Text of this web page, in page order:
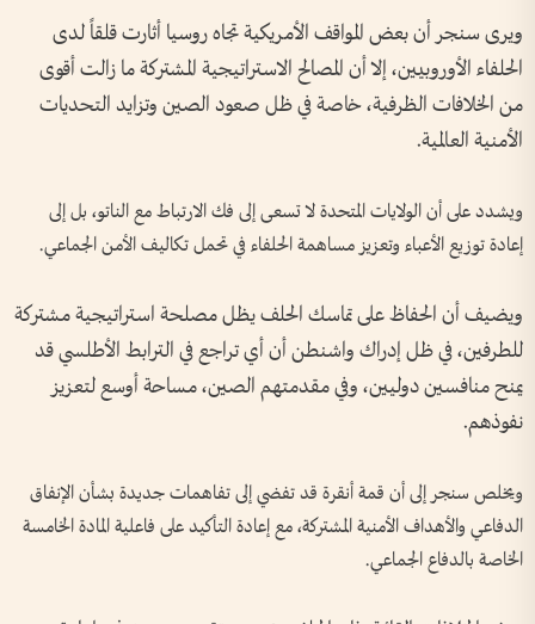
ويرى سنجر أن بعض المواقف الأمريكية تجاه روسيا أثارت قلقاً لدى
الحلفاء الأوروبيين، إلا أن المصالح الاستراتيجية المشتركة ما زالت أقوى
من الخلافات الظرفية، خاصة في ظل صعود الصين وتزايد التحديات
الأمنية العالمية.
ويشدد على أن الولايات المتحدة لا تسعى إلى فك الارتباط مع الناتو، بل إلى
إعادة توزيع الأعباء وتعزيز مساهمة الحلفاء في تحمل تكاليف الأمن الجماعي.
ويضيف أن الحفاظ على تماسك الحلف يظل مصلحة استراتيجية مشتركة
للطرفين، في ظل إدراك واشنطن أن أي تراجع في الترابط الأطلسي قد
يمنح منافسين دوليين، وفي مقدمتهم الصين، مساحة أوسع لتعزيز
نفوذهم.
ويخلص سنجر إلى أن قمة أنقرة قد تفضي إلى تفاهمات جديدة بشأن الإنفاق
الدفاعي والأهداف الأمنية المشتركة، مع إعادة التأكيد على فاعلية المادة الخامسة
الخاصة بالدفاع الجماعي.